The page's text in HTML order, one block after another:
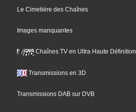
Le Cimetière des Chaînes
Images manquantes
Chaînes TV en Ultra Haute Définition
Transmissions en 3D
Transmissions DAB sur DVB